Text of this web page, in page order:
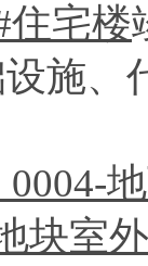
住宅楼
施、
块室